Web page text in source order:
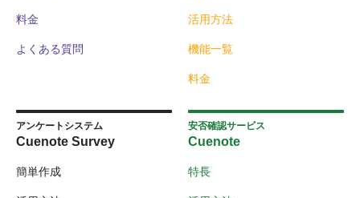
料金
よくある質問
活用方法
機能一覧
料金
アンケートシステム
Cuenote Survey
簡単作成
安否確認サービス
Cuenote
特長